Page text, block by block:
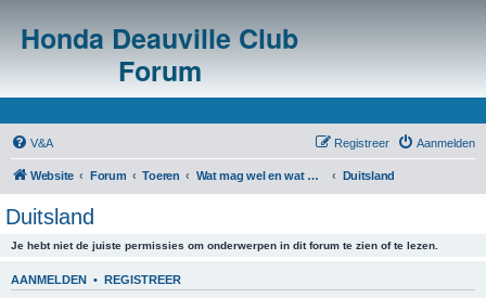
Honda Deauville Club
Forum
V&A Aanmelden
Registreer
Website Forum Toeren Wat mag wel en wat mag niet in het buitenland? Duitsland
Duitsland
Je hebt niet de juiste permissies om onderwerpen in dit forum te zien of te lezen.
AANMELDEN • REGISTREER